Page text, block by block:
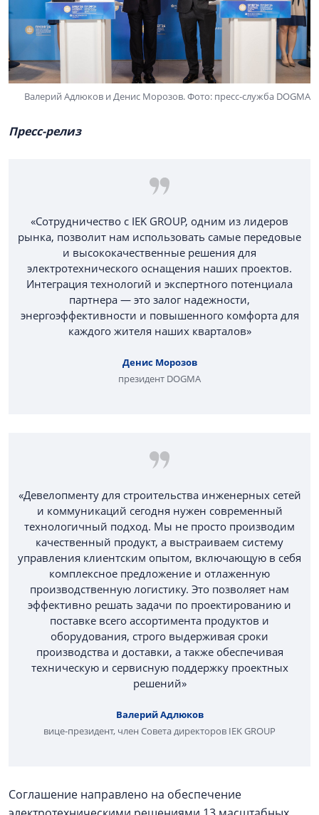
Валерий Адлюков и Денис Морозов. Фото: пресс-служба DOGMA
Пресс-релиз
«Сотрудничество с IEK GROUP, одним из лидеров
рынка, позволит нам использовать самые передовые
и высококачественные решения для
электротехнического оснащения наших проектов.
Интеграция технологий и экспертного потенциала
партнера — это залог надежности,
энергоэффективности и повышенного комфорта для
каждого жителя наших кварталов»
Денис Морозов
президент DOGMA
«Девелопменту для строительства инженерных сетей
и коммуникаций сегодня нужен современный
технологичный подход. Мы не просто производим
качественный продукт, а выстраиваем систему
управления клиентским опытом, включающую в себя
комплексное предложение и отлаженную
производственную логистику. Это позволяет нам
эффективно решать задачи по проектированию и
поставке всего ассортимента продуктов и
оборудования, строго выдерживая сроки
производства и доставки, а также обеспечивая
техническую и сервисную поддержку проектных
решений»
Валерий Адлюков
вице-президент, член Совета директоров IEK GROUP
Соглашение направлено на обеспечение